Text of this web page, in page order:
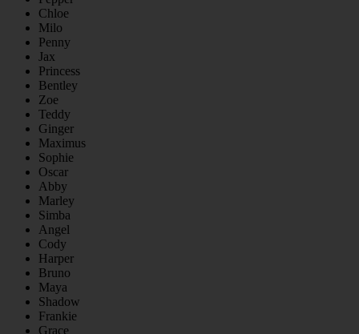
Chloe
Milo
Penny
Jax
Princess
Bentley
Zoe
Teddy
Ginger
Maximus
Sophie
Oscar
Abby
Marley
Simba
Angel
Cody
Harper
Bruno
Maya
Shadow
Frankie
Grace